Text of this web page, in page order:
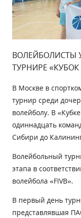
ВОЛЕЙБОЛИСТЫ
ТУРНИРЕ
В Москве в
турнир среди
волейболу. В
одиннадцать
Сибири до
Волейбольный
этапа в
волейбола «FIVB».
В первый день
представлявшая